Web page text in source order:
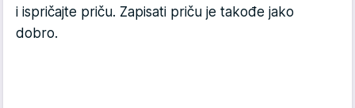
i ispričajte priču. Zapisati priču je takođe jako
dobro.